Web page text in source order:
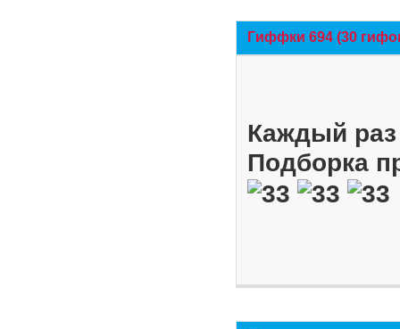
Гиффки 694 (30
Каждый
Подборка